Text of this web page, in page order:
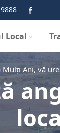
Local
Mulți Ani, vă